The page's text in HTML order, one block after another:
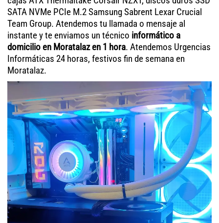
SATA NVMe PCIe M.2 Samsung Sabrent Lexar Crucial
Team Group. Atendemos tu llamada o mensaje al
instante y te enviamos un técnico informático a
domicilio en Moratalaz en 1 hora. Atendemos Urgencias
Informáticas 24 horas, festivos fin de semana en
Moratalaz.